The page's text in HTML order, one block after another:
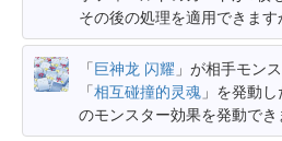
その後の処理を適用できます
「巨神龙 闪耀 」が相手モン
「相互碰撞的灵魂 」を発動
のモンスター効果を発動でき